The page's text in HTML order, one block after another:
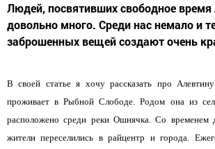
Людей, посвятивших свободное
довольно много. Среди нас немало и
заброшенных вещей создают очень
В своей статье я хочу рассказать про
проживает в Рыбной Слободе. Родом она из
расположено среди реки Ошнячка. Со временем
жители переселились в райцентр и города.